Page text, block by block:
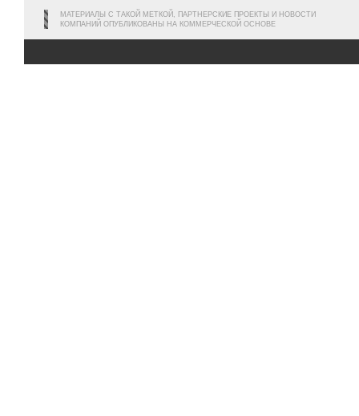
МАТЕРИАЛЫ С ТАКОЙ МЕТКОЙ, ПАРТНЕРСКИЕ ПРОЕКТЫ И НОВОСТИ
КОМПАНИЙ ОПУБЛИКОВАНЫ НА КОММЕРЧЕСКОЙ ОСНОВЕ